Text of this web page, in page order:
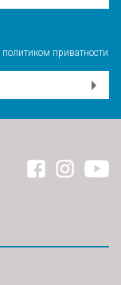
политиком приватности